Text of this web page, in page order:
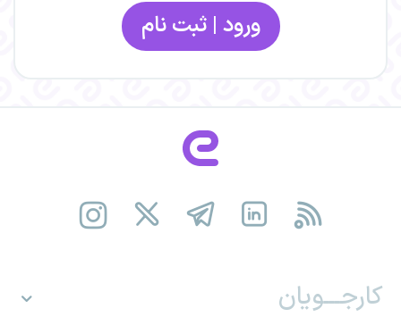
ورود | ثبت نام
کارجـــویان